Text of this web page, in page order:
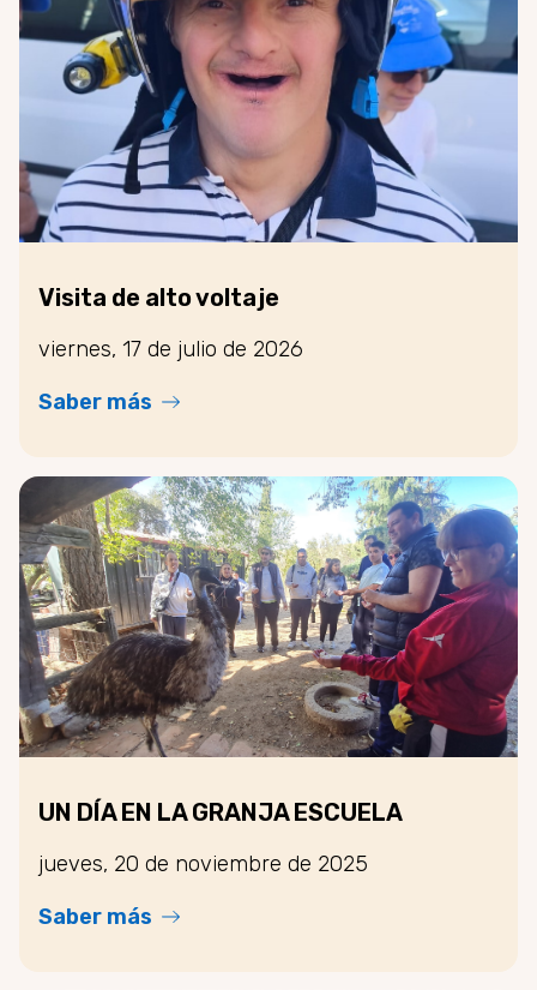
Visita de alto voltaje
viernes, 17 de julio de 2026
Saber más
UN DÍA EN LA GRANJA ESCUELA
jueves, 20 de noviembre de 2025
Saber más